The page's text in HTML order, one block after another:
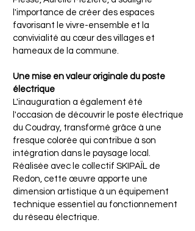
l'importance de créer des espaces
favorisant le vivre-ensemble et la
convivialité au cœur des villages et
hameaux de la commune.
Une mise en valeur originale du poste
électrique
L'inauguration a également été
l'occasion de découvrir le poste électrique
du Coudray, transformé grâce à une
fresque colorée qui contribue à son
intégration dans le paysage local.
Réalisée avec le collectif SKIPAÏL de
Redon, cette œuvre apporte une
dimension artistique à un équipement
technique essentiel au fonctionnement
du réseau électrique.